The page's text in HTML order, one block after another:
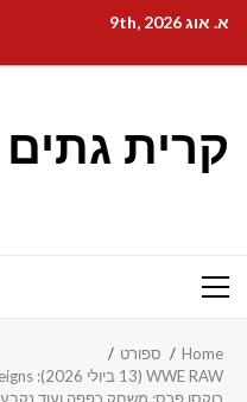
content
א. אוג 9th, 2026
קרית גתים
Primary
Home
ספורט